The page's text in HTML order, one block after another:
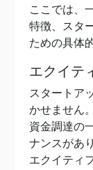
ここでは、
特徴、スタ
ための具体
エクイテ
スタートア
かせません。
資金調達の
ナンスがあ
エクイティ